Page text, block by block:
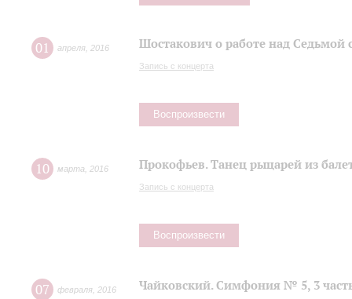
01 апреля 2016 Шостакович о работе над
Запись с концерта
Воспроизвести
10 марта 2016 Прокофьев. Танец рыцарей из
Запись с концерта
Воспроизвести
07 февраля 2016 Чайковский. Симфония № 5, 3